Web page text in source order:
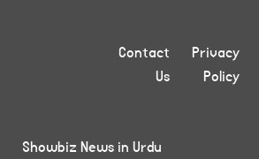
Privacy
Policy
Contact
Us
Showbiz News in Urdu